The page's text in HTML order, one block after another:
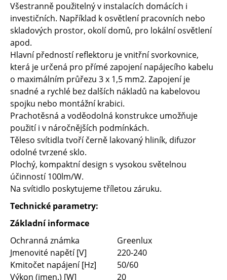
Všestranně použitelný v instalacích domácích i
investičních. Například k osvětlení pracovních nebo
skladových prostor, okolí domů, pro lokální osvětlení
apod.
Hlavní předností reflektoru je vnitřní svorkovnice,
která je určená pro přímé zapojení napájecího kabelu
o maximálním průřezu 3 x 1,5 mm2. Zapojení je
snadné a rychlé bez dalších nákladů na kabelovou
spojku nebo montážní krabici.
Prachotěsná a voděodolná konstrukce umožňuje
použití i v náročnějších podmínkách.
Těleso svítidla tvoří černě lakovaný hliník, difuzor
odolné tvrzené sklo.
Plochý, kompaktní design s vysokou světelnou
účinností 100lm/W.
Na svítidlo poskytujeme tříletou záruku.
Technické parametry:
Základní informace
Ochranná známka
Greenlux
Jmenovité napětí [V]
220-240
Kmitočet napájení [Hz]
50/60
Výkon (jmen.) [W]
20